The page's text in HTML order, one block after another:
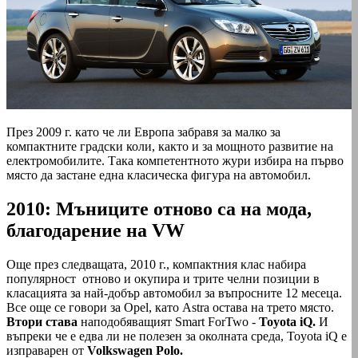
През 2009 г. като че ли Европа забравя за малко за
компактните градски коли, както и за мощното развитие на
електромобилите. Така компетентното жури избира на първо
място да застане една класическа фигура на автомобил.
2010: Мъниците отново са на мода,
благодарение на VW
Още през следващата, 2010 г., компактния клас набира
популярност отново и окупира и трите челни позиции в
класацията за най-добър автомобил за въпросните 12 месеца.
Все още се говори за Opel, като Astra остава на трето място.
Втори става наподобяващият Smart ForTwo - Toyota iQ. И
въпреки че е едва ли не полезен за околната среда, Toyota iQ e
изправарен от Volkswagen Polo.